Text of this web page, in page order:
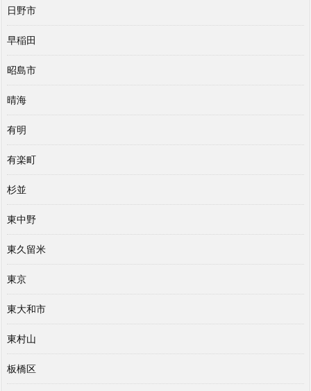
日野市
早稲田
昭島市
晴海
有明
有楽町
杉並
東中野
東久留米
東京
東大和市
東村山
板橋区